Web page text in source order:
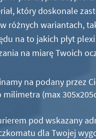
który doskonale
różnych wariantach,
na to jakich płyt
na miarę Twoich
na podany przez
milimetra (max
pod wskazany
dla Twojej